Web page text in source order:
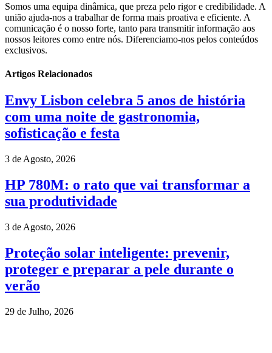
Somos uma equipa dinâmica, que preza pelo rigor e credibilidade. A
união ajuda-nos a trabalhar de forma mais proativa e eficiente. A
comunicação é o nosso forte, tanto para transmitir informação aos
nossos leitores como entre nós. Diferenciamo-nos pelos conteúdos
exclusivos.
Artigos Relacionados
Envy Lisbon celebra 5 anos de história
com uma noite de gastronomia,
sofisticação e festa
3 de Agosto, 2026
HP 780M: o rato que vai transformar a
sua produtividade
3 de Agosto, 2026
Proteção solar inteligente: prevenir,
proteger e preparar a pele durante o
verão
29 de Julho, 2026